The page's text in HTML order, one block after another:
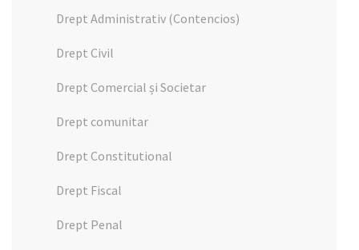
Drept Administrativ (Contencios)
Drept Civil
Drept Comercial și Societar
Drept comunitar
Drept Constitutional
Drept Fiscal
Drept Penal